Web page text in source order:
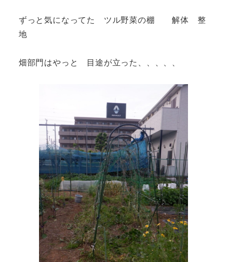
ずっと気になってた ツル野菜の棚 解体 整
地
畑部門はやっと 目途が立った、、、、、